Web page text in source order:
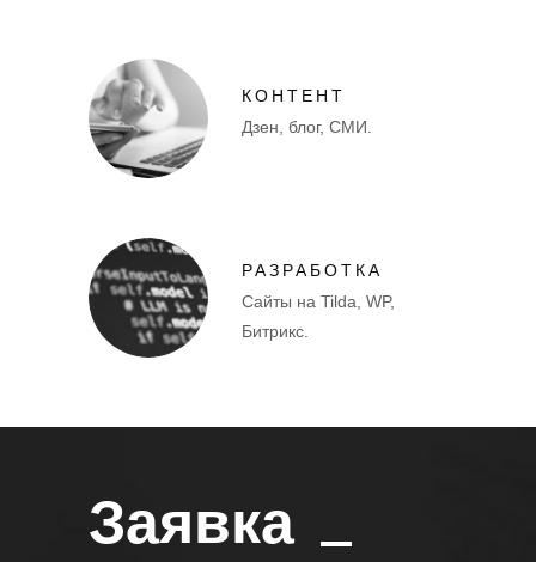
Дзен, блог, СМИ.
Сайты на Tilda, WP,
Битрикс.
РАЗРАБОТКА
КОНТЕНТ
Заявка